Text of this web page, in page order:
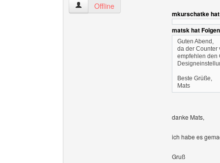
mkurschatke Benutzer-Profile anzeigen
Offline
mkurschatke
matsk hat
Guten Abend,
da der Counter
empfehlen den
Beste Grüße,
Mats
danke Mats,
ich habe es
Gruß